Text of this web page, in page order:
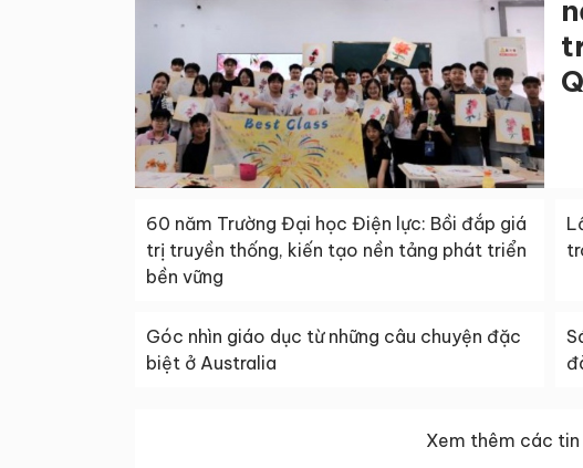
60 năm Trường Đại học Điện lực: Bồi đắp giá
trị truyền thống, kiến tạo nền tảng phát triển
bền vững
Góc nhìn giáo dục từ những câu chuyện đặc
biệt ở Australia
Xem thêm các tin